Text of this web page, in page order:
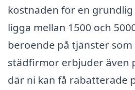
kostnaden för en
ligga mellan 1500 och
beroende på tjänster som
städfirmor erbjuder även
där ni kan få rabatterade